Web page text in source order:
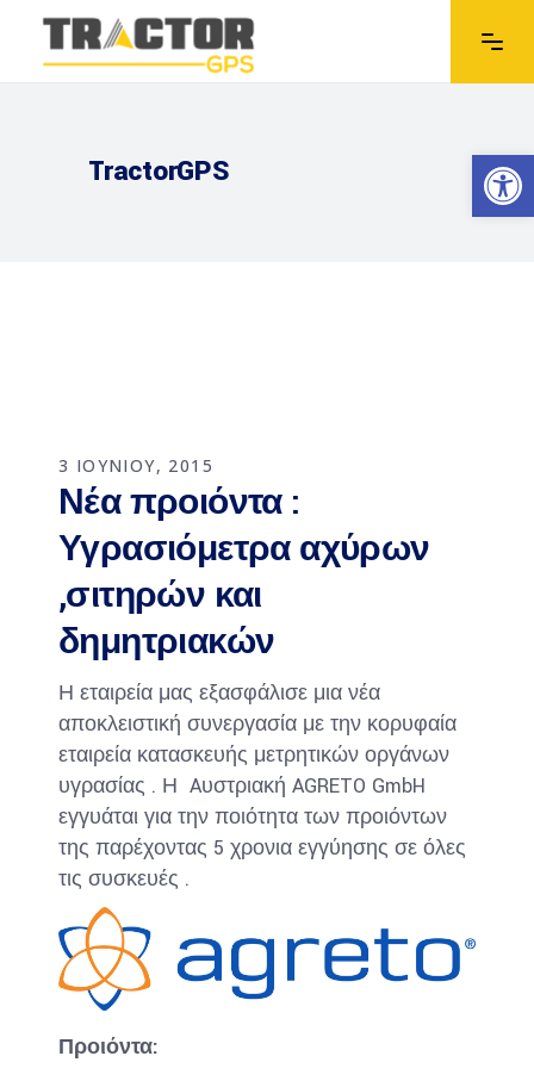
TractorGPS
3 ΙΟΥΝΙΟΥ, 2015
Νέα προιόντα :
Υγρασιόμετρα αχύρων
,σιτηρών και
δημητριακών
Η εταιρεία μας εξασφάλισε μια νέα
αποκλειστική συνεργασία με την κορυφαία
εταιρεία κατασκευής μετρητικών οργάνων
υγρασίας . Η Aυστριακή AGRETO GmbH
εγγυάται για την ποιότητα των προιόντων
της παρέχοντας 5 χρονια εγγύησης σε όλες
τις συσκευές .
Προιόντα: